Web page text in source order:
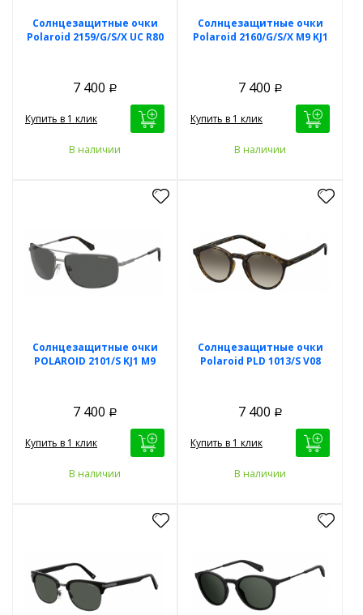
Солнцезащитные очки
Polaroid 2159/G/S/X UC R80
7 400 Р
Купить в 1 клик
В наличии
Солнцезащитные очки
Polaroid 2160/G/S/X M9 KJ1
7 400 Р
Купить в 1 клик
В наличии
Солнцезащитные очки
POLAROID 2101/S KJ1 M9
7 400 Р
Купить в 1 клик
В наличии
Солнцезащитные очки
Polaroid PLD 1013/S V08
7 400 Р
Купить в 1 клик
В наличии